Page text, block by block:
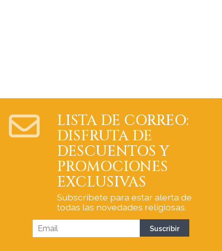
LISTA DE CORREO:
DISFRUTA DE
DESCUENTOS Y
PROMOCIONES
EXCLUSIVAS
Subscríbete para estar alerta de
todas las novedades religiosas.